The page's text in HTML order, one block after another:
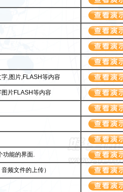
,图片,FLASH等内容
片FLASH等内容
功能的界面.
频文件的上传）